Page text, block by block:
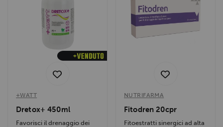
+WATT
Dretox+ 450ml
Favorisci il drenaggio dei
NUTRIFARMA
Fitodren 20cpr
Fitoestratti sinergici ad alta